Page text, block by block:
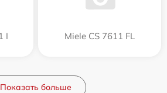
I Miele CS 7611 FL
Показать больше